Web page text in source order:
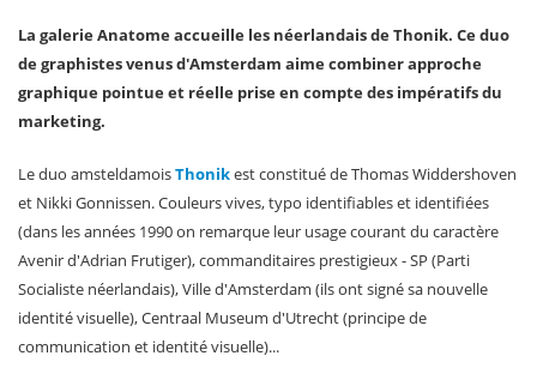
La galerie Anatome accueille les néerlandais de Thonik. Ce duo
de graphistes venus d'Amsterdam aime combiner approche
graphique pointue et réelle prise en compte des impératifs du
marketing.
Le duo amsteldamoisThonikest constitué de Thomas Widdershoven
et Nikki Gonnissen. Couleurs vives, typo identifiables et identifiées
(dans les années 1990 on remarque leur usage courant du caractère
Avenir d'Adrian Frutiger), commanditaires prestigieux - SP (Parti
Socialiste néerlandais), Ville d'Amsterdam (ils ont signé sa nouvelle
identité visuelle), Centraal Museum d'Utrecht (principe de
communication et identité visuelle)...